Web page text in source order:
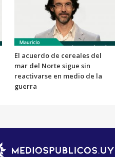
El acuerdo de cereales del
mar del Norte sigue sin
reactivarse en medio de la
guerra